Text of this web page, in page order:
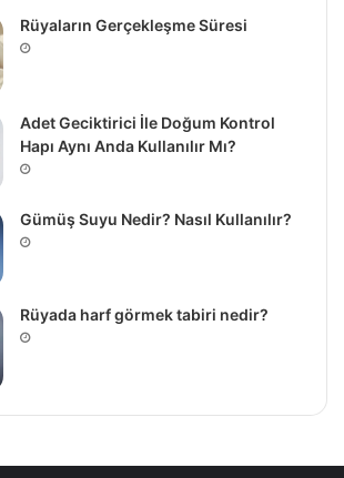
Rüyaların Gerçekleşme Süresi
Adet Geciktirici İle Doğum Kontrol
Hapı Aynı Anda Kullanılır Mı?
Gümüş Suyu Nedir? Nasıl Kullanılır?
Rüyada harf görmek tabiri nedir?